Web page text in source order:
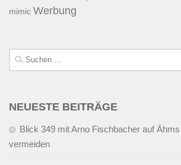
mimic Werbung
Suchen
nach:
NEUESTE BEITRÄGE
Blick 349 mit Arno Fischbacher auf
vermeiden